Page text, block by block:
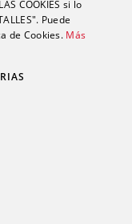
Gijón
COOKIES si lo
Puede
de Cookies. Más